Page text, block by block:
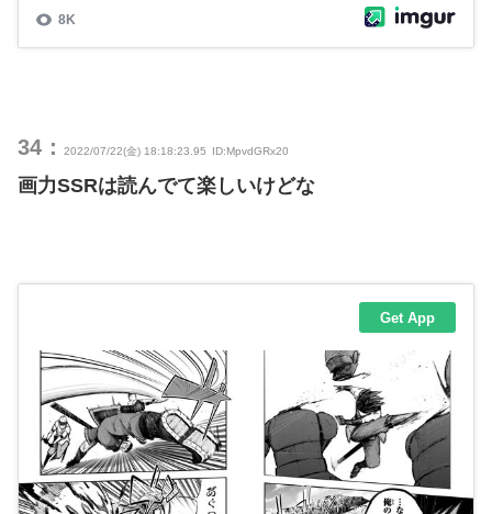
34： 2022/07/22(金) 18:18:23.95 ID:MpvdGRx20
画力SSRは読んでて楽しいけどな